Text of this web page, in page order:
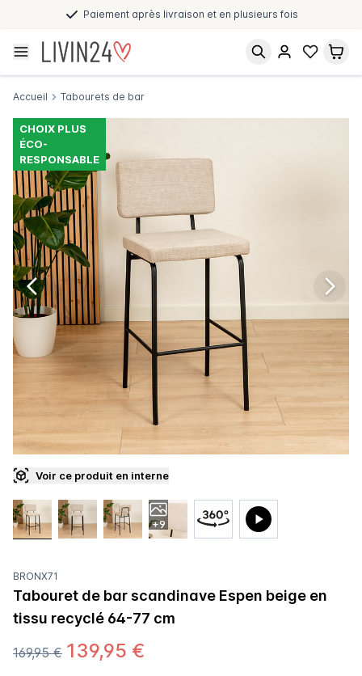
Paiement après livraison et en plusieurs fois
Accueil Tabourets de bar
CHOIX PLUS
ÉCO-
RESPONSABLE
Voir ce produit en interne
+9
BRONX71
Tabouret de bar scandinave Espen beige en
tissu recyclé 64-77 cm
169,95 € 139,95 €